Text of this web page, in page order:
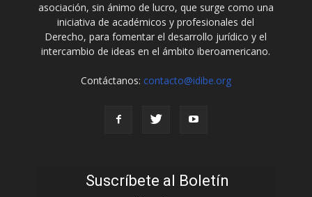
asociación, sin ánimo de lucro, que surge como una
iniciativa de académicos y profesionales del
Derecho, para fomentar el desarrollo jurídico y el
intercambio de ideas en el ámbito iberoamericano.
Contáctanos: contacto@idibe.org
Suscríbete al Boletín